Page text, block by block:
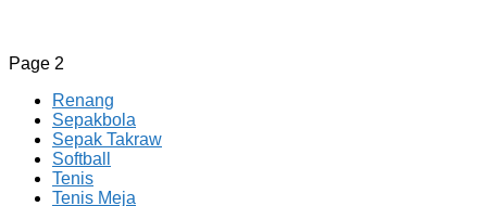
CV JAYA BERSAMA Co Id
Menyediakan Semua Perlengkapan Olahraga Yang
Page 2
Renang
Sepakbola
Sepak Takraw
Softball
Tenis
Tenis Meja